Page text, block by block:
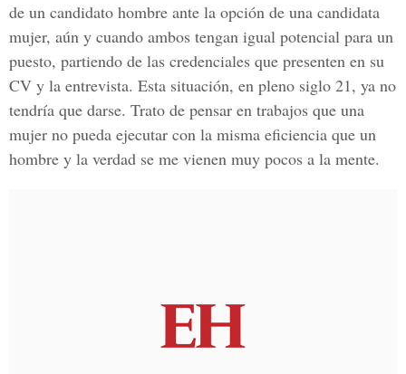
de un candidato hombre ante la opción de una candidata
mujer, aún y cuando ambos tengan igual potencial para un
puesto, partiendo de las credenciales que presenten en su
CV y la entrevista. Esta situación, en pleno siglo 21, ya no
tendría que darse. Trato de pensar en trabajos que una
mujer no pueda ejecutar con la misma eficiencia que un
hombre y la verdad se me vienen muy pocos a la mente.